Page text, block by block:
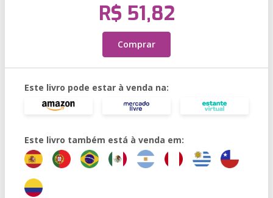
R$ 51,82
Comprar
Este livro pode estar à venda na:
Este livro também está à venda em: